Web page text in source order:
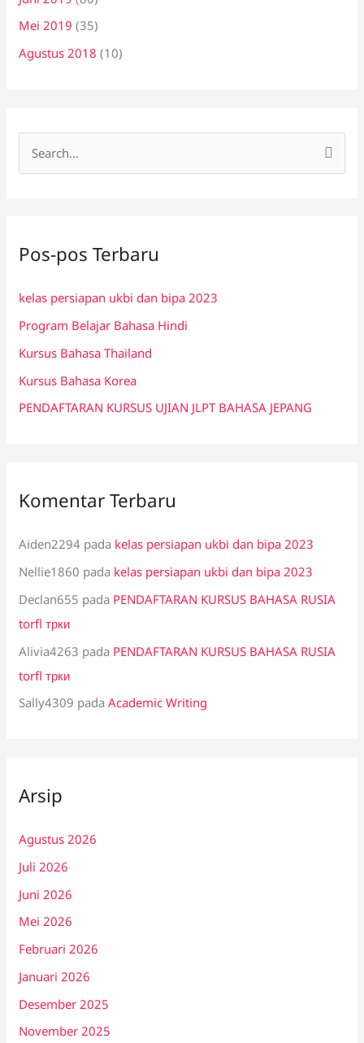
Mei 2019 (35)
Agustus 2018 (10)
u
t
u
k
:
Pos-pos Terbaru
kelas persiapan ukbi dan bipa 2023
Program Belajar Bahasa Hindi
Kursus Bahasa Thailand
Kursus Bahasa Korea
PENDAFTARAN KURSUS UJIAN JLPT BAHASA JEPANG
Komentar Terbaru
Aiden2294 pada kelas persiapan ukbi dan bipa 2023
Nellie1860 pada kelas persiapan ukbi dan bipa 2023
Declan655 pada PENDAFTARAN KURSUS BAHASA RUSIA
torfl трки
Alivia4263 pada PENDAFTARAN KURSUS BAHASA RUSIA
torfl трки
Sally4309 padaAcademic Writing
Arsip
Agustus 2026
Juli 2026
Juni 2026
Mei 2026
Februari 2026
Januari 2026
Desember 2025
November 2025